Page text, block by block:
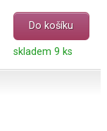
Do košíku
skladem 9 ks